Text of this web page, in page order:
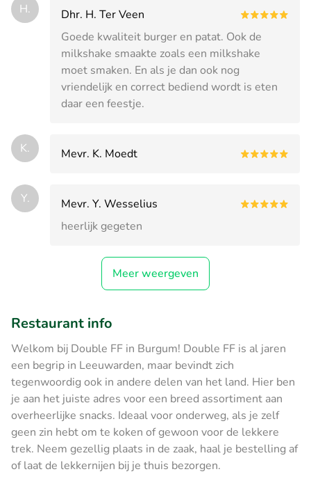
H.
Dhr. H. Ter Veen
Goede kwaliteit burger en patat. Ook de
milkshake smaakte zoals een milkshake
moet smaken. En als je dan ook nog
vriendelijk en correct bediend wordt is eten
daar een feestje.
K. Mevr. K. Moedt
Y.
Mevr. Y. Wesselius
heerlijk gegeten
Meer weergeven
Restaurant info
Welkom bij Double FF in Burgum! Double FF is al jaren
een begrip in Leeuwarden, maar bevindt zich
tegenwoordig ook in andere delen van het land. Hier ben
je aan het juiste adres voor een breed assortiment aan
overheerlijke snacks. Ideaal voor onderweg, als je zelf
geen zin hebt om te koken of gewoon voor de lekkere
trek. Neem gezellig plaats in de zaak, haal je bestelling af
of laat de lekkernijen bij je thuis bezorgen.